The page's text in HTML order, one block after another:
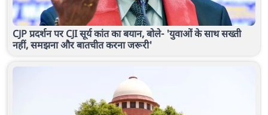
CJP प्रदर्शन पर CJI सूर्य कांत का बयान, बोले- 'युवाओं के साथ सख्ती
नहीं, समझना और बातचीत करना जरूरी'